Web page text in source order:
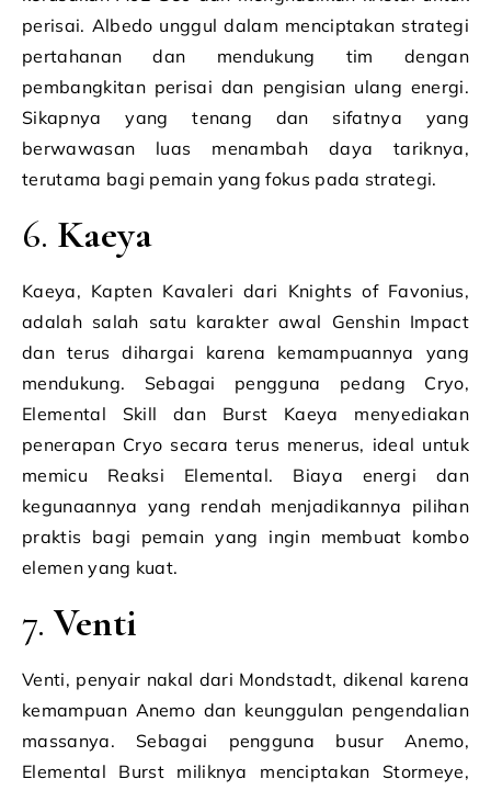
perisai. Albedo unggul dalam menciptakan strategi
pertahanan dan mendukung tim dengan
pembangkitan perisai dan pengisian ulang energi.
Sikapnya yang tenang dan sifatnya yang
berwawasan luas menambah daya tariknya,
terutama bagi pemain yang fokus pada strategi.
6. Kaeya
Kaeya, Kapten Kavaleri dari Knights of Favonius,
adalah salah satu karakter awal Genshin Impact
dan terus dihargai karena kemampuannya yang
mendukung. Sebagai pengguna pedang Cryo,
Elemental Skill dan Burst Kaeya menyediakan
penerapan Cryo secara terus menerus, ideal untuk
memicu Reaksi Elemental. Biaya energi dan
kegunaannya yang rendah menjadikannya pilihan
praktis bagi pemain yang ingin membuat kombo
elemen yang kuat.
7.Venti
Venti, penyair nakal dari Mondstadt, dikenal karena
kemampuan Anemo dan keunggulan pengendalian
massanya. Sebagai pengguna busur Anemo,
Elemental Burst miliknya menciptakan Stormeye,